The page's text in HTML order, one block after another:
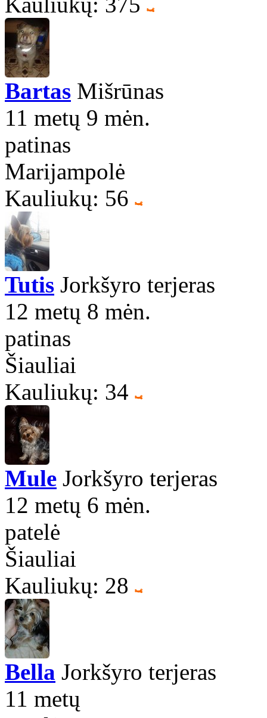
Bartas Mišrūnas
11 metų 9 mėn.
patinas
Marijampolė
Kauliukų: 56
Tutis Jorkšyro terjeras
12 metų 8 mėn.
patinas
Šiauliai
Kauliukų: 34
Mule Jorkšyro terjeras
12 metų 6 mėn.
patelė
Šiauliai
Kauliukų: 28
Bella Jorkšyro terjeras
11 metų